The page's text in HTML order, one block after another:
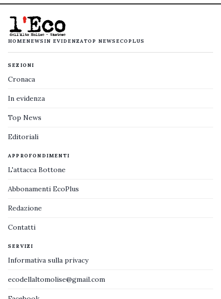
HOMENEWS IN EVIDENZATOP NEWS ECOPLUS
SEZIONI
Cronaca
In evidenza
Top News
Editoriali
APPROFONDIMENTI
L'attacca Bottone
Abbonamenti EcoPlus
Redazione
Contatti
SERVIZI
Informativa sulla privacy
ecodellaltomolise@gmail.com